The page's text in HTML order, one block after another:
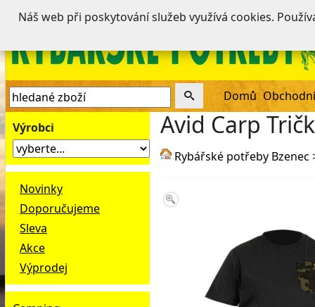
Domů
Výrobci
Novinky
Doporučujeme
Sleva
Akce
Výprodej
Avid Carp
Rybářské potřeby Bzenec
Náš web při poskytování služeb využívá cookies.